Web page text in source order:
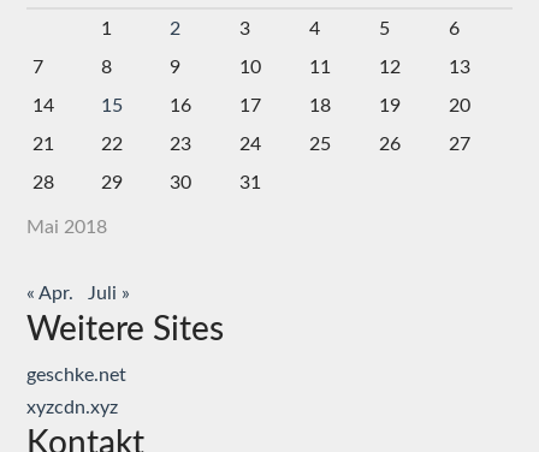
Mai 2018
1 2 3 4 5
6
7
8 9 10 11 12
13
14
15 16 17 18 19
20
21
22 23 24 25 26
27
28
29 30 31
« Apr. Juli »
Weitere Sites
geschke.net
xyzcdn.xyz
Kontakt